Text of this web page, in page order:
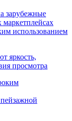
использованием
яркость,
просмотра